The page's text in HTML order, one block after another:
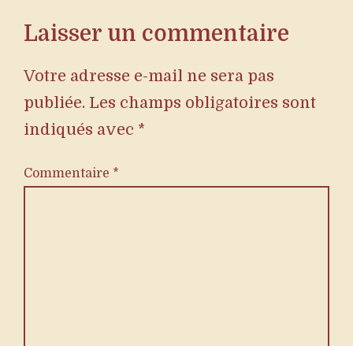
Laisser un commentaire
Votre adresse e-mail ne sera pas
publiée. Les champs obligatoires sont
indiqués avec *
Commentaire *